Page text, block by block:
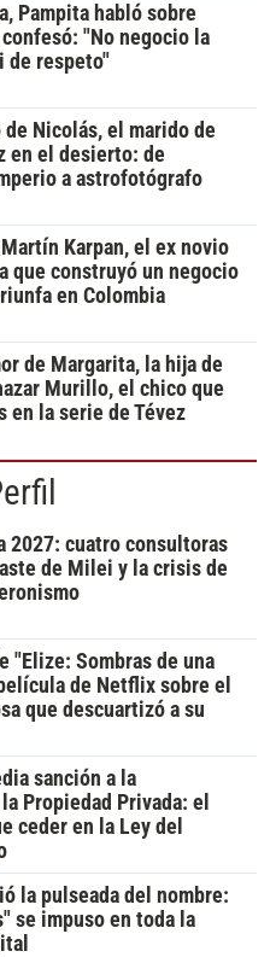
Pampita habló sobre
"No negocio la
de respeto"
Nicolás, el marido de
en el desierto: de
a astrofotógrafo
Karpan, el ex novio
que construyó un negocio
en Colombia
de Margarita, la hija de
Murillo, el chico que
en la serie de Tévez
2027: cuatro consultoras
de Milei y la crisis de
"Elize: Sombras de una
de Netflix sobre el
que descuartizó a su
sanción a la
Propiedad Privada: el
ceder en la Ley del
la pulseada del nombre:
se impuso en toda la